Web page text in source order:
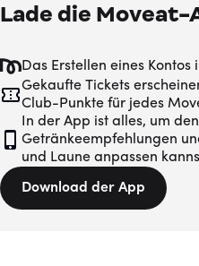
Lade die
Das Erstellen eines
Gekaufte Tickets
Club-Punkte für jedes
In der App ist alles, um
Getränkeempfehlungen
und Laune anpassen
Download der App